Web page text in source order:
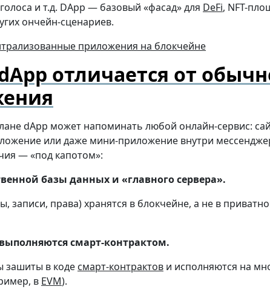
и т.д. DApp — базовый «фасад» для DeFi, NFT-
ончейн-сценариев.
отличается от
dApp может напоминать любой онлайн-сервис:
или даже мини-приложение внутри
— «под капотом»:
базы данных и «главного сервера».
записи, права) хранятся в блокчейне, а не в
смарт-контрактом.
зашиты в коде смарт-контрактов и исполняются на
в EVM).